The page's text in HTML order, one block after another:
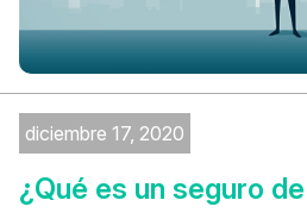
diciembre 17, 2020
¿Qué es un seguro